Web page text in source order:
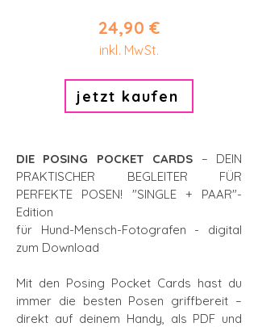
24,90 €
inkl. MwSt.
jetzt kaufen
DIE POSING POCKET CARDS – DEIN
PRAKTISCHER BEGLEITER FÜR
PERFEKTE POSEN! "SINGLE + PAAR"-
Edition
für Hund-Mensch-Fotografen - digital
zum Download
Mit den Posing Pocket Cards hast du
immer die besten Posen griffbereit –
direkt auf deinem Handy, als PDF und